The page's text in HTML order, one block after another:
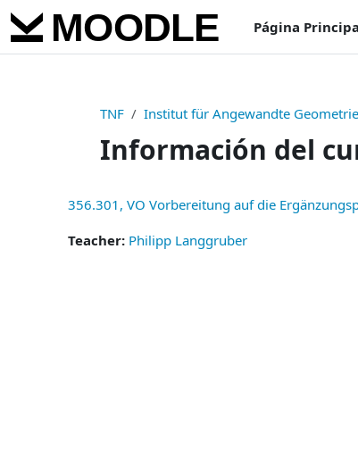
Salta al contenido principal
Página
TNF Institut für Angewandte Geometrie
Información del
356.301, VO Vorbereitung auf die
Teacher: Philipp Langgruber